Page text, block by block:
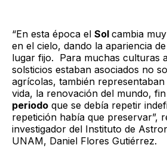
“En esta época el Sol cambia
en el cielo, dando la apariencia
lugar fijo. Para muchas culturas
solsticios estaban asociados no
agrícolas, también
vida, la renovación del mundo,
periodo que se debía repetir
repetición había que preservar”,
investigador del Instituto de
UNAM, Daniel Flores Gutiérrez.